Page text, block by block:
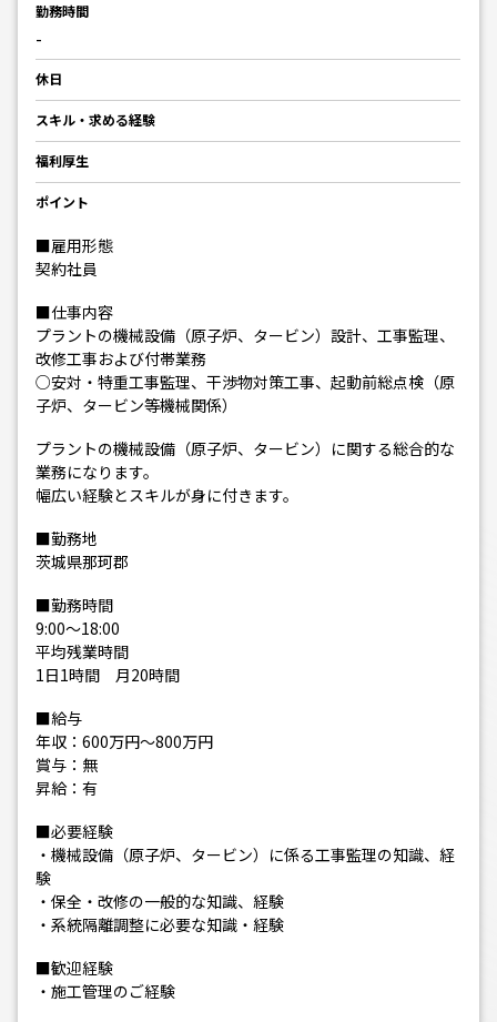
勤務時間
-
休日
スキル・求める経験
福利厚生
ポイント
■雇用形態
契約社員
■仕事内容
プラントの機械設備（原子炉、タービン）設計、工事監理、
改修工事および付帯業務
○安対・特重工事監理、干渉物対策工事、起動前総点検（原
子炉、タービン等機械関係）
プラントの機械設備（原子炉、タービン）に関する総合的な
業務になります。
幅広い経験とスキルが身に付きます。
■勤務地
茨城県那珂郡
■勤務時間
9:00～18:00
平均残業時間
1日1時間 月20時間
■給与
年収：600万円～800万円
賞与：無
昇給：有
■必要経験
・機械設備（原子炉、タービン）に係る工事監理の知識、経
験
・保全・改修の一般的な知識、経験
・系統隔離調整に必要な知識・経験
■歓迎経験
・施工管理のご経験